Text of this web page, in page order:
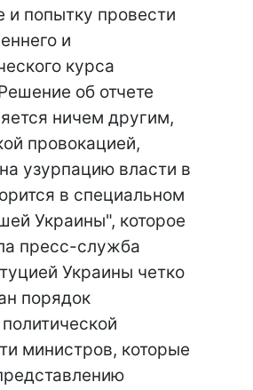
и попытку провести
и
курса
об отчете
ничем другим,
провокацией,
узурпацию власти в
в специальном
Украины", которое
пресс-служба
Украины четко
порядок
министров, которые